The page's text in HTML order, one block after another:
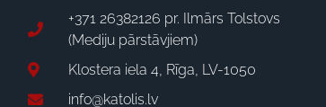
+371 26382126 pr. Ilmārs Tolstovs
(Mediju pārstāvjiem)
Klostera iela 4, Rīga, LV-1050
info@katolis.lv